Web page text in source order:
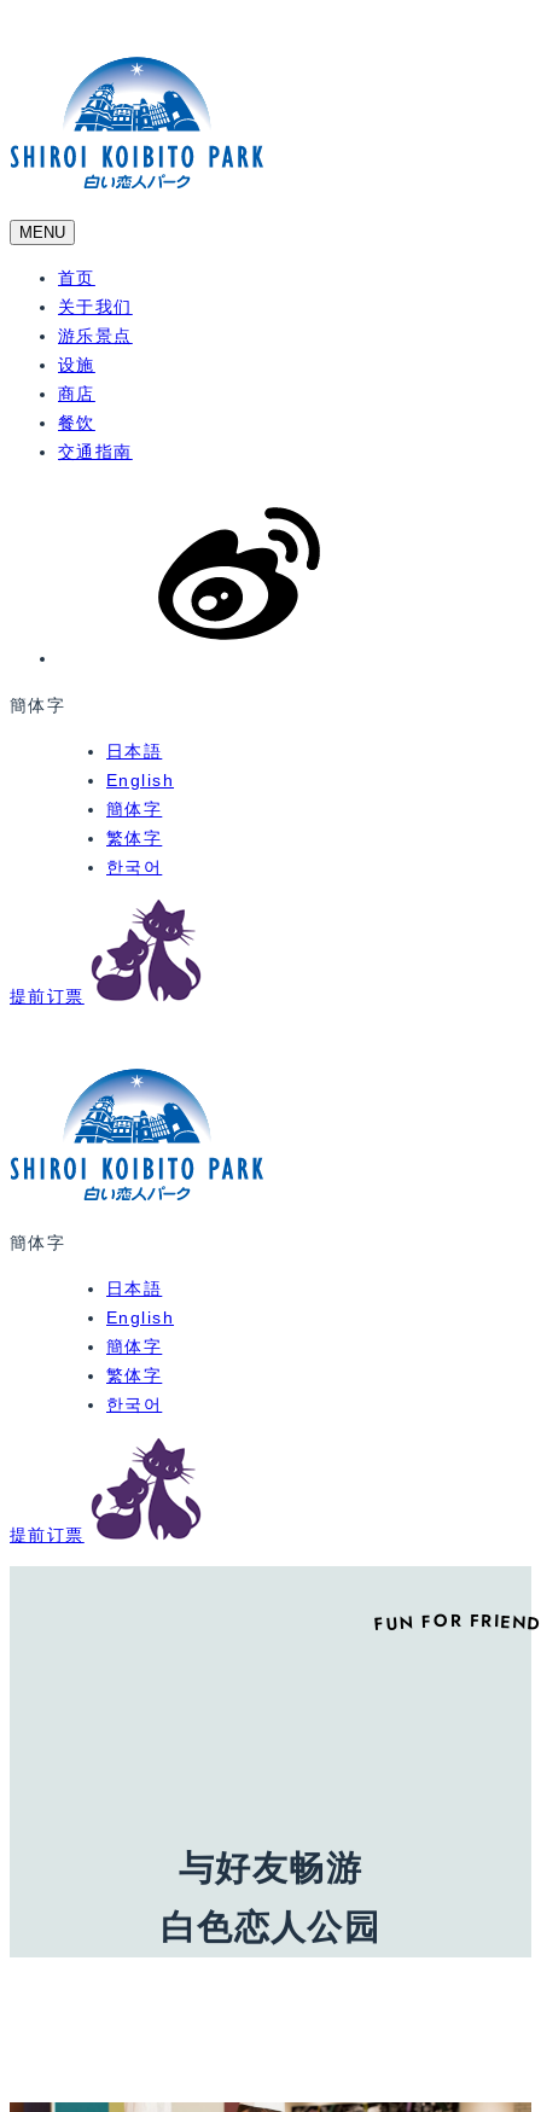
MENU
首页
关于我们
游乐景点
设施
商店
餐饮
交通指南
簡体字
日本語
English
簡体字
繁体字
한국어
提前订票
簡体字
日本語
English
簡体字
繁体字
한국어
提前订票
FUN FOR
与好友畅游
白色恋人公园